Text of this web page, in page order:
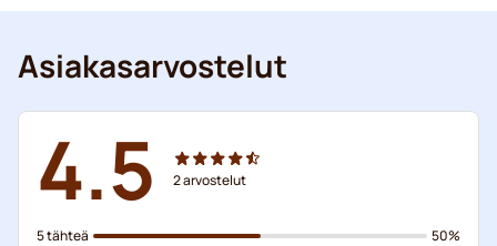
Asiakasarvostelut
4.5 2arvostelut
5 tähteä
50%